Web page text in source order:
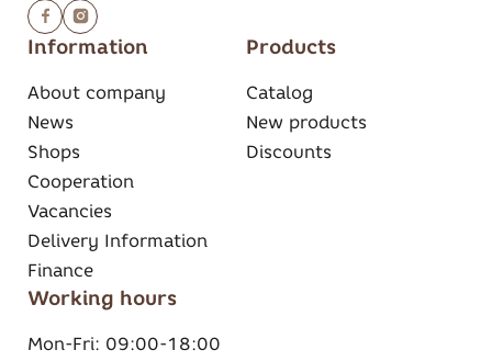
Information
About company
News
Shops
Cooperation
Vacancies
Delivery Information
Finance
Products
Catalog
New products
Discounts
Working hours
Mon-Fri: 09:00-18:00